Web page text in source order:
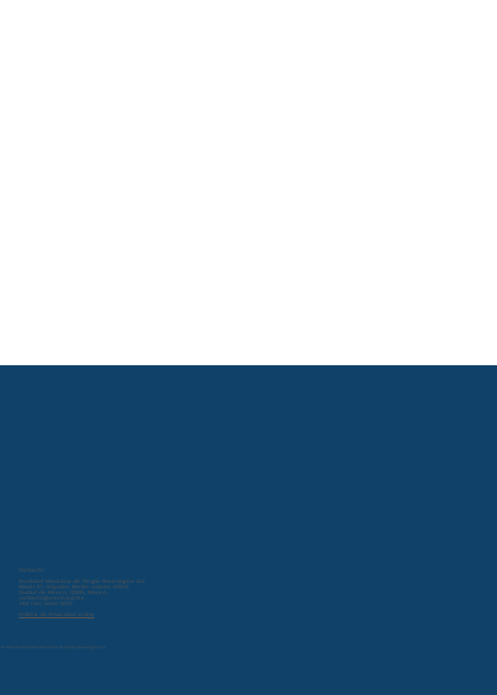
© 2024 por Sociedad Mexicana de Cirugía Neurológica A.C.
Contacto:
Sociedad Mexicana de Cirugía Neurológica A.C.
Miami 47, Nápoles, Benito Juárez, 03810
Ciudad de México, CDMX, Mexico
contacto@smcn.org.mx
+52 (55) 5543 0013
Política de Privacidad Online